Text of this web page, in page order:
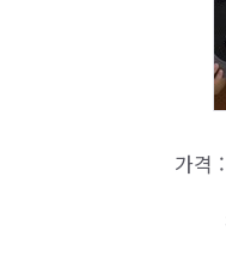
가격 :